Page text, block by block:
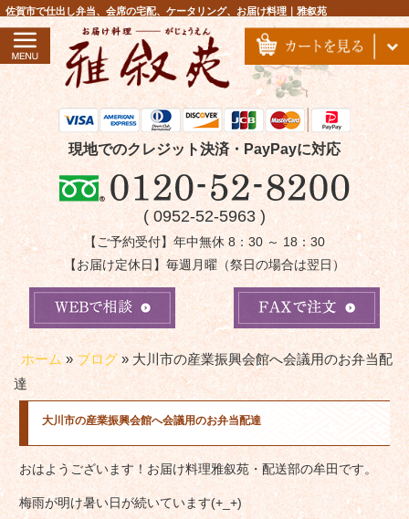
コ
ン
ツ
へ
ス
キ
プ
佐賀市で仕出し弁当、会席の宅配、ケータリング、お届け料理｜雅叙苑
現地でのクレジット決済・PayPayに対応
( 0952-52-5963 )
【ご予約受付】年中無休 8：30 ～ 18：30
【お届け定休日】毎週月曜（祭日の場合は翌日）
ホーム» ブログ» 大川市の産業振興会館へ会議用のお弁当配
達
大川市の産業振興会館へ会議用のお弁当配達
おはようございます！お届け料理雅叙苑・配送部の牟田です。
梅雨が明け暑い日が続いています(+_+)